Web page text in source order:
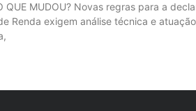
QUE MUDOU? Novas regras para a
Renda exigem análise técnica e atuação